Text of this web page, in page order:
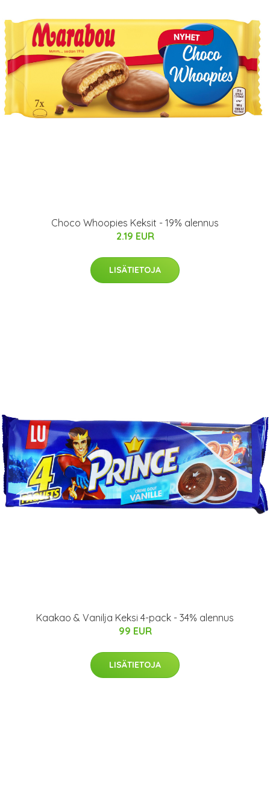
Choco Whoopies Keksit - 19% alennus
2.19 EUR
LISÄTIETOJA
Kaakao & Vanilja Keksi 4-pack - 34% alennus
99 EUR
LISÄTIETOJA